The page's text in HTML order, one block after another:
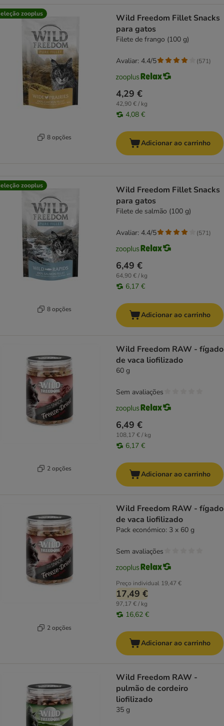
zooplus
8 opções
Wild Freedom Fillet Snacks
para gatos
Filete de frango (100 g)
4,29 €
42,90 € / kg
4,08 €
Avaliar: 4.4/5 (571)
Adicionar ao carrinho
zooplus
8 opções
Wild Freedom Fillet Snacks
para gatos
Filete de salmão (100 g)
6,49 €
64,90 € / kg
6,17 €
Avaliar: 4.4/5 (571)
Adicionar ao carrinho
2 opções
Wild Freedom RAW - fígado
de vaca liofilizado
60 g
6,49 €
108,17 € / kg
6,17 €
Sem avaliações
Adicionar ao carrinho
2 opções
Wild Freedom RAW - fígado
de vaca liofilizado
Pack económico: 3 x 60 g
Preço individual 19,47 €
17,49 €
97,17 € / kg
16,62 €
Sem avaliações
Adicionar ao carrinho
Wild Freedom RAW -
pulmão de cordeiro
liofilizado
35 g